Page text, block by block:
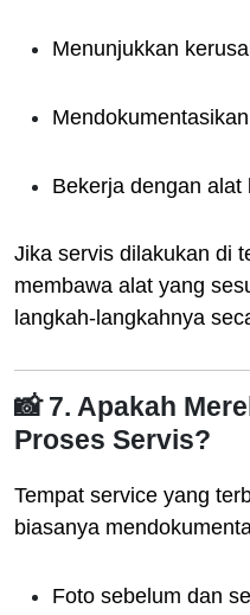
Menunjukkan
Bekerja dengan
Jika servis dilakukan di
membawa alat yang
langkah-langkahnya
📸 7. Apakah
Proses Servis?
Tempat service yang
biasanya
Foto sebelum dan